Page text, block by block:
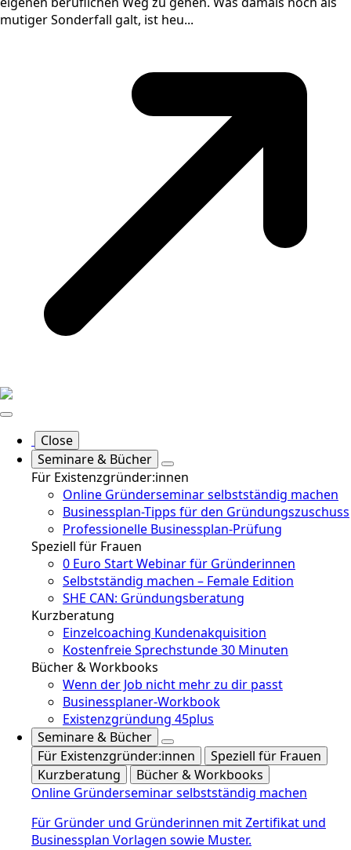
mutiger Sonderfall galt, ist heu...
Close
Seminare & Bücher
Für Existenzgründer:innen
Online Gründerseminar selbstständig machen
Businessplan-Tipps für den Gründungszuschuss
Professionelle Businessplan-Prüfung
Speziell für Frauen
0 Euro Start Webinar für Gründerinnen
Selbstständig machen – Female Edition
SHE CAN: Gründungsberatung
Kurzberatung
Einzelcoaching Kundenakquisition
Kostenfreie Sprechstunde 30 Minuten
Bücher & Workbooks
Wenn der Job nicht mehr zu dir passt
Businessplaner-Workbook
Existenzgründung 45plus
Seminare & Bücher
Für Existenzgründer:innen
Speziell für Frauen
Kurzberatung
Bücher & Workbooks
Online Gründerseminar selbstständig machen
Für Gründer und Gründerinnen mit Zertifikat und
Businessplan Vorlagen sowie Muster.